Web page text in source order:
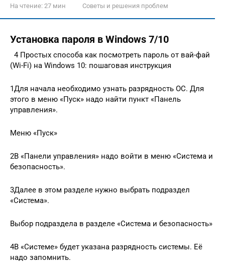
На чтение: 27 мин Советы и решения проблем
Установка пароля в Windows 7/10
4 Простых способа как посмотреть пароль от вай-фай
(Wi-Fi) на Windows 10: пошаговая инструкция
1Для начала необходимо узнать разрядность ОС. Для
этого в меню «Пуск» надо найти пункт «Панель
управления».
Меню «Пуск»
2В «Панели управления» надо войти в меню «Система и
безопасность».
3Далее в этом разделе нужно выбрать подраздел
«Система».
Выбор подраздела в разделе «Система и безопасность»
4В «Системе» будет указана разрядность системы. Её
надо запомнить.